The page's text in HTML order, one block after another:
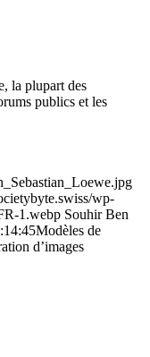
la plupart des
publics et les
wp-
1.webp Souhir Ben
Modèles de
d’images